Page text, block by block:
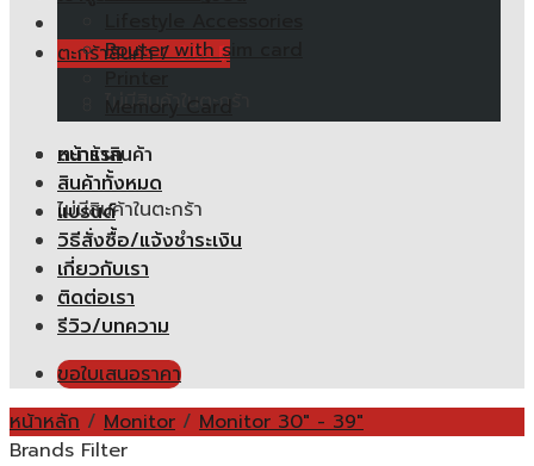
ตะกร้าสินค้า /0.00฿
ไม่มีสินค้าในตะกร้า
ตะกร้าสินค้า
ไม่มีสินค้าในตะกร้า
Router with sim card
Memory Card
หน้าแรก
สินค้าทั้งหมด
แบรนด์
วิธีสั่งซื้อ/แจ้งชำระเงิน
เกี่ยวกับเรา
ติดต่อเรา
รีวิว/บทความ
ขอใบเสนอราคา
หน้าหลัก / Monitor / Monitor 30" - 39"
Brands Filter